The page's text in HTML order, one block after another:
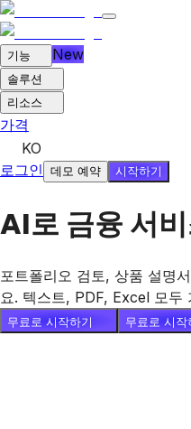
기능 New
솔루션
리소스
가격
KO
로그인
데모 예약 시작하기
AI로 금융 서
포트폴리오 검토, 상품 설명
요. 텍스트, PDF, Excel 모두
무료로 시작하기 무료로 시작